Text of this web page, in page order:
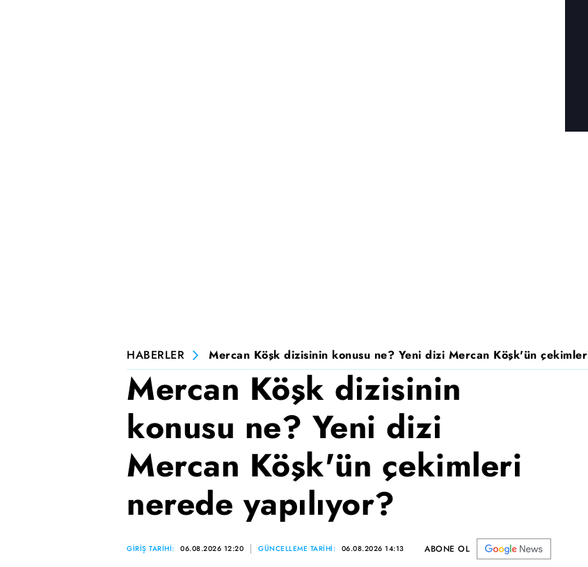
HABERLER Mercan Köşk dizisinin konusu ne? Yeni dizi Mercan Köşk'ün
Mercan Köşk dizisinin
konusu ne? Yeni dizi
Mercan Köşk'ün çekimleri
nerede yapılıyor?
GİRİŞ TARİHİ: 06.08.2026 12:20 GÜNCELLEME TARİHİ: 06.08.2026 14:13 ABONE OL